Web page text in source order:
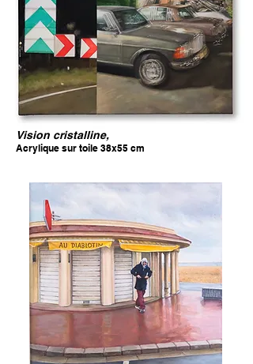
Vision cristalline,
Acrylique sur toile 38x55 cm